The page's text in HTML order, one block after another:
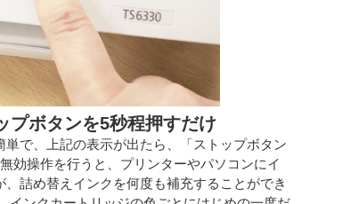
プボタンを5秒程押すだけ
で、上記の表示が出たら、「ストップボタン
効操作を行うと、プリンターやパソコンにイ
詰め替えインクを何度も補充することができ